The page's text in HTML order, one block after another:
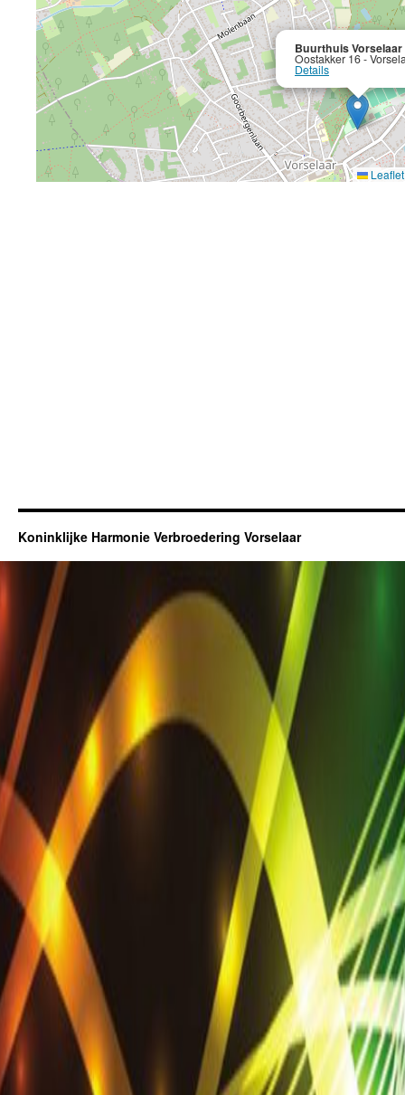
Buurthuis Vorselaar
Oostakker 16 -
Details
Leaflet
Koninklijke Harmonie Verbroedering Vorselaar